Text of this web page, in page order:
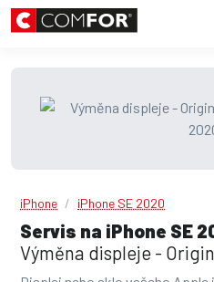
iPhone iPhone SE 2020
Servis na iPhone SE
Výměna displeje -